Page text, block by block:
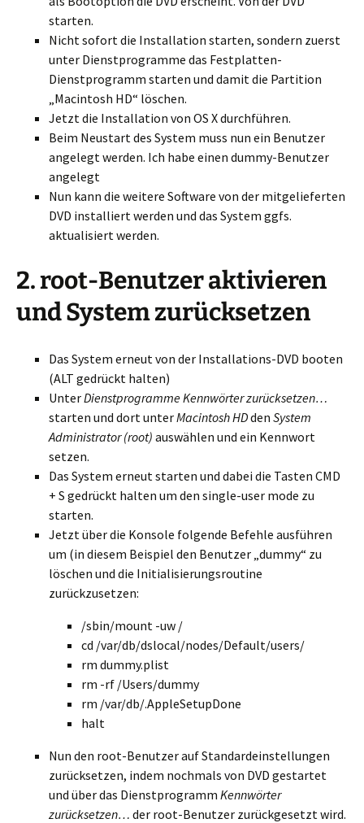
starten.
Nicht sofort die Installation starten, sondern zuerst
unter Dienstprogramme das Festplatten-
Dienstprogramm starten und damit die Partition
„Macintosh HD“ löschen.
Jetzt die Installation von OS X durchführen.
Beim Neustart des System muss nun ein Benutzer
angelegt werden. Ich habe einen dummy-Benutzer
angelegt
Nun kann die weitere Software von der mitgelieferten
DVD installiert werden und das System ggfs.
aktualisiert werden.
2. root-Benutzer aktivieren
und System zurücksetzen
Das System erneut von der Installations-DVD booten
(ALT gedrückt halten)
UnterDienstprogrammeKennwörter zurücksetzen…
starten und dort unterMacintosh HDden System
Administrator (root) auswählen und ein Kennwort
setzen.
Das System erneut starten und dabei die Tasten CMD
+ S gedrückt halten um den single-user mode zu
starten.
Jetzt über die Konsole folgende Befehle ausführen
um (in diesem Beispiel den Benutzer „dummy“ zu
löschen und die Initialisierungsroutine
zurückzusetzen:
/sbin/mount -uw /
cd /var/db/dslocal/nodes/Default/users/
rm dummy.plist
rm -rf /Users/dummy
rm /var/db/.AppleSetupDone
halt
Nun den root-Benutzer auf Standardeinstellungen
zurücksetzen, indem nochmals von DVD gestartet
und über das Dienstprogramm Kennwörter
zurücksetzen… der root-Benutzer zurückgesetzt wird.